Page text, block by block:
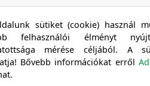
sütiket (cookie) használ
felhasználói élményt
mérése céljából. A
Bővebb információkat erről